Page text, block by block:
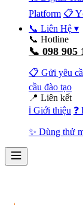
Platform 📋
📞 Liên Hệ ▾
📞 Hotline
📞 098 905
📋 Gửi yêu
cầu đào tạo
📍 Liên kết
ℹ️ Giới thiệu
✨ Dùng thử